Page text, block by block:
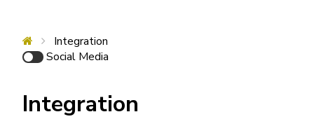
Integration
Social Media
Integration